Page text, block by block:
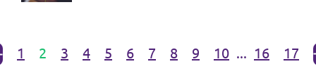
1 2 3 4 5 6 7 8 9 10 ... 16 17